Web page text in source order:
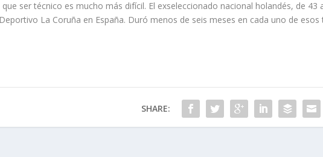
que ser técnico es mucho más difícil. El exseleccionado nacional holandés, de
La Coruña en España. Duró menos de seis meses en cada uno de
SHARE: